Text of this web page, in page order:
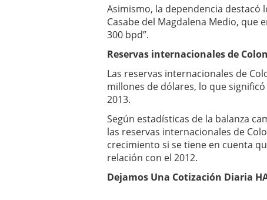
Asimismo, la dependencia destacó
Casabe del Magdalena Medio,
300 bpd”.
Reservas internacionales de
Las reservas internacionales de
millones de dólares, lo que
2013.
Según estadísticas de la balanza
las reservas internacionales de
crecimiento si se tiene en cuenta
relación con el 2012.
Dejamos Una Cotización Diaria